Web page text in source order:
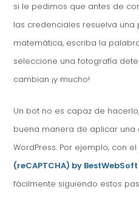
si le pedimos que antes de
las credenciales resuelva
matemática, escriba la
seleccione una fotografía
cambian ¡y mucho!
Un bot no es capaz de
buena manera de aplicar
WordPress. Por ejemplo, con
(reCAPTCHA) by BestWebSoft
fácilmente siguiendo estos